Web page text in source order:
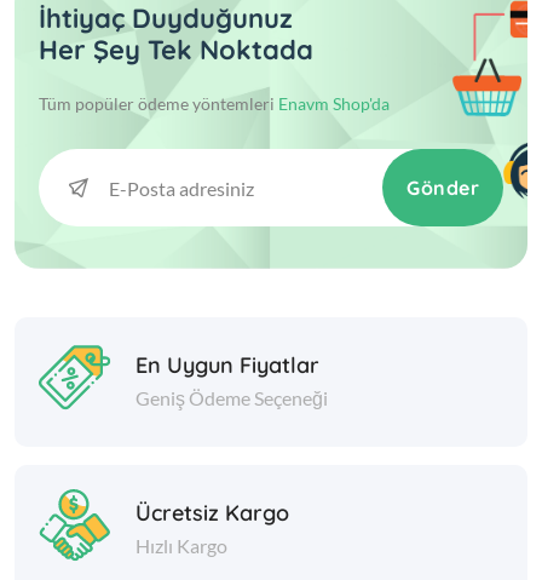
İhtiyaç Duyduğunuz
Her Şey Tek Noktada
Tüm popüler ödeme yöntemleri Enavm Shop'da
Gönder
En Uygun Fiyatlar
Geniş Ödeme Seçeneği
Ücretsiz Kargo
Hızlı Kargo